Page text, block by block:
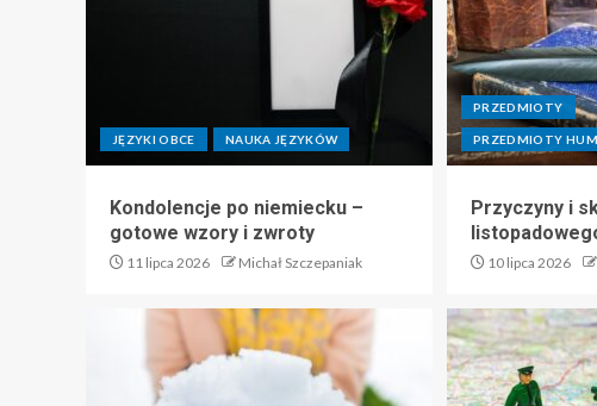
JĘZYKI OBCE NAUKA JĘZYKÓW
Kondolencje po niemiecku –
gotowe wzory i zwroty
11 lipca 2026 Michał Szczepaniak
PRZEDMIOTY
PRZEDMIOTY
Przyczyny i
10 lipca 2026